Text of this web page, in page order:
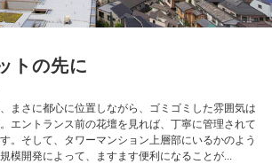
トの先に
まさに都心に位置しながら、ゴミゴミした雰囲気は
エントランス前の花壇を見れば、丁寧に管理されて
。そして、タワーマンション上層部にいるかのよう
模開発によって、ますます便利になることが...